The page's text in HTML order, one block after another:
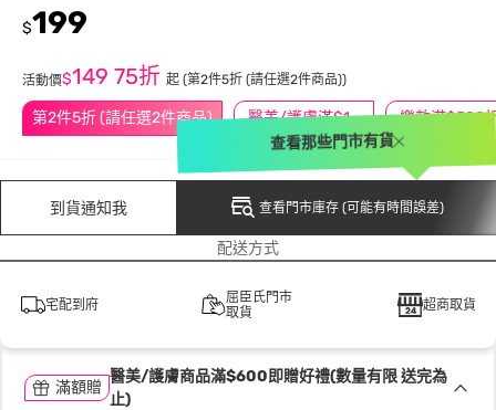
第2件5折 (請任選2件商品) 醫美/護膚滿$1200送$200
$199
活動價$149 75折 起 (第2件5折 (請任選2件商品))
到貨通知我 查看門市庫存 (可能有時間誤差)
查看那些門市有貨
配送方式
宅配到府
屈臣氏門市
取貨
超商取貨
滿額贈
醫美/護膚商品滿$600即贈好禮(數量有限 送完為
止)